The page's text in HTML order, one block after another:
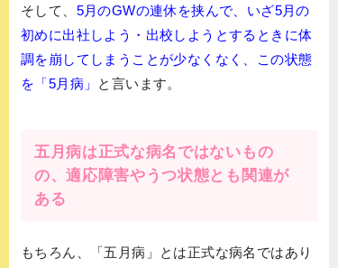
そして、 5月のGWの連休を挟んで、いざ5月の
初めに出社しよう・出校しようとするときに体
調を崩してしまうことが少なくなく、この状態
を「5月病」 と言います。
五月病は正式な病名ではないもの
の、適応障害やうつ状態とも関連が
ある
もちろん、「五月病」とは正式な病名ではあり